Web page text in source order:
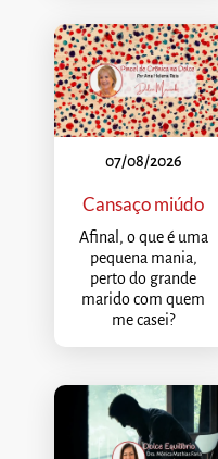
07/08/2026
Cansaço miúdo
Afinal, o que é uma
pequena mania,
perto do grande
marido com quem
me casei?